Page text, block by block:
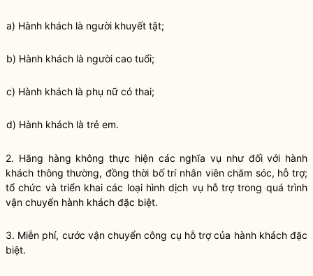
a) Hành khách là người khuyết tật;
b) Hành khách là người cao tuổi;
c) Hành khách là phụ nữ có thai;
d) Hành khách là trẻ em.
2. Hãng hàng không thực hiện các nghĩa vụ như đối với hành
khách thông thường, đồng thời bố trí nhân viên chăm sóc, hỗ trợ;
tổ chức và triển khai các loại hình dịch vụ hỗ trợ trong quá trình
vận chuyển hành khách đặc biệt.
3. Miễn phí, cước vận chuyển công cụ hỗ trợ của hành khách đặc
biệt.